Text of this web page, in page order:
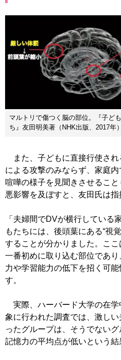
マルトリで傷つく脳の部位。『子ど
ち』友田明美著（NHK出版、2017年
また、子どもに直接行使され
による攻撃のみならず、家庭
喧嘩の様子を見聞きさせるこ
悪影響を及ぼすと、友田氏は指
「夫婦間でDVが横行している
もたちには、後頭葉にある“視
することが分かりました。こ
一番初めに取り込む部位であ
力や学習能力の低下を招く可能
す。
実際、ハーバード大学の在学
象に行われた調査では、激し
ったグループは、そうでないグ
記憶力の平均点が低いという結